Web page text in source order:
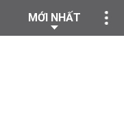
MỚI NHẤT